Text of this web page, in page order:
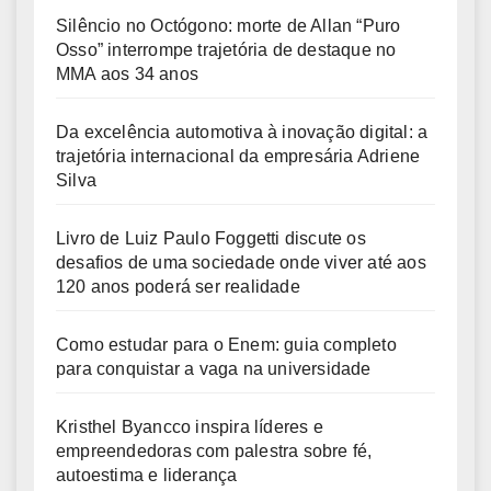
Silêncio no Octógono: morte de Allan “Puro
Osso” interrompe trajetória de destaque no
MMA aos 34 anos
Da excelência automotiva à inovação digital: a
trajetória internacional da empresária Adriene
Silva
Livro de Luiz Paulo Foggetti discute os
desafios de uma sociedade onde viver até aos
120 anos poderá ser realidade
Como estudar para o Enem: guia completo
para conquistar a vaga na universidade
Kristhel Byancco inspira líderes e
empreendedoras com palestra sobre fé,
autoestima e liderança